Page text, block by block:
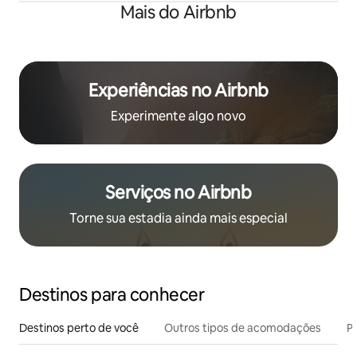
Mais do Airbnb
Experiências no Airbnb
Experimente algo novo
Serviços no Airbnb
Torne sua estadia ainda mais especial
Destinos para conhecer
Destinos perto de você Outros tipos de acomodações